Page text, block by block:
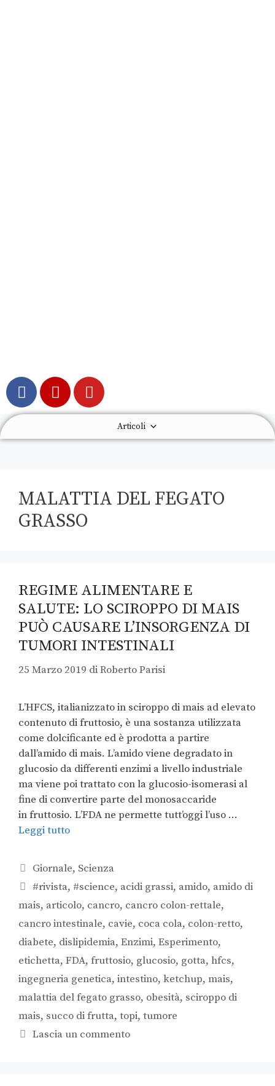
Articoli
MALATTIA DEL FEGATO
GRASSO
REGIME ALIMENTARE E
SALUTE: LO SCIROPPO DI MAIS
PUÒ CAUSARE L’INSORGENZA DI
TUMORI INTESTINALI
25 Marzo 2019 diRoberto Parisi
L’HFCS, italianizzato in sciroppo di mais ad elevato
contenuto di fruttosio, è una sostanza utilizzata
come dolcificante ed è prodotta a partire
dall’amido di mais. L’amido viene degradato in
glucosio da differenti enzimi a livello industriale
ma viene poi trattato con la glucosio-isomerasi al
fine di convertire parte del monosaccaride
in fruttosio. L’FDA ne permette tutt’oggi l’uso …
Leggi tutto
Giornale, Scienza
#rivista, #science, acidi grassi, amido, amido di
mais, articolo, cancro, cancro colon-rettale,
cancro intestinale, cavie, coca cola, colon-retto,
diabete, dislipidemia, Enzimi, Esperimento,
etichetta, FDA, fruttosio, glucosio, gotta, hfcs,
ingegneria genetica, intestino, ketchup, mais,
malattia del fegato grasso, obesità, sciroppo di
mais, succo di frutta, topi, tumore
Lascia un commento